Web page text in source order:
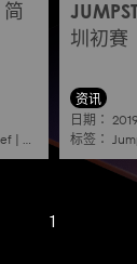
简
| Alibaba |2023 |
圳初賽
资讯
日期：
标签：
1